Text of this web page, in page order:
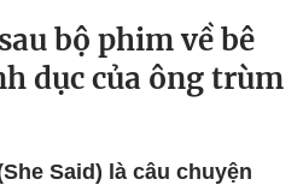
bộ phim về bê
dục của ông trùm
Said) là câu chuyện